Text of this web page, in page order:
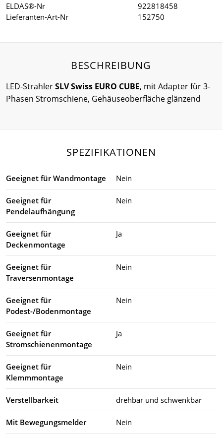
ELDAS®-Nr
922818458
Lieferanten-Art-Nr
152750
BESCHREIBUNG
LED-StrahlerSLV Swiss EURO CUBE, mit Adapter für 3-
Phasen Stromschiene, Gehäuseoberfläche glänzend
SPEZIFIKATIONEN
Geeignet für Wandmontage Nein
Geeignet für
Pendelaufhängung
Nein
Geeignet für
Deckenmontage
Ja
Geeignet für
Traversenmontage
Nein
Geeignet für
Podest-/Bodenmontage
Nein
Geeignet für
Stromschienenmontage
Ja
Geeignet für
Klemmmontage
Nein
Verstellbarkeit drehbar und schwenkbar
Mit Bewegungsmelder Nein